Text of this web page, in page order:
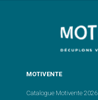
MOTIVENTE
Catalogue Motivente 2026